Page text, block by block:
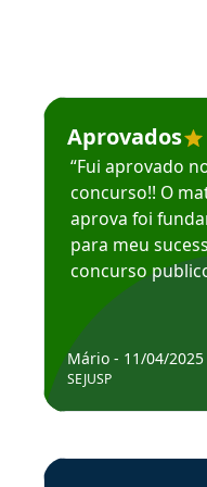
em depoimento
em depoimento
Estudante Mário
Aprovados
“Fui aprovado
concurso!! O
aprova foi
para meu
concurso
Mário - 11/04/2025
SEJUSP
Estudante Henrique